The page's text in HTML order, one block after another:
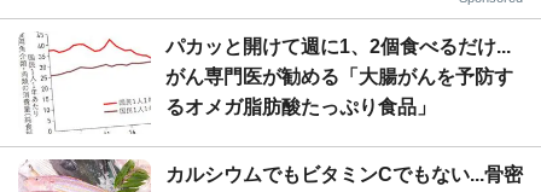
パカッと開けて週に1、2個食べるだけ...
がん専門医が勧める「大腸がんを予防す
るオメガ脂肪酸たっぷり食品」
カルシウムでもビタミンCでもない...骨密